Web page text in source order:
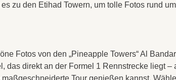
zu den Etihad Towern, um tolle Fotos rund
Fotos von den „Pineapple Towers“ Al
das direkt an der Formel 1 Rennstrecke liegt
Tour genießen kannst.